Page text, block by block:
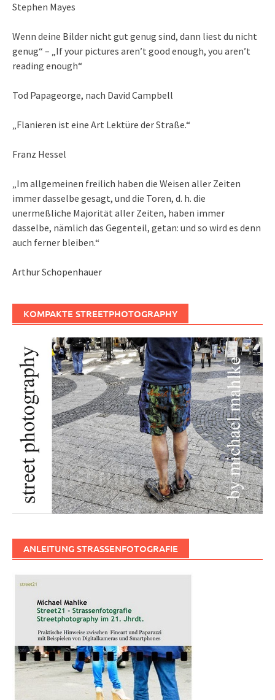
Stephen Mayes
Wenn deine Bilder nicht gut genug sind, dann liest du nicht
genug“ – „If your pictures aren’t good enough, you aren’t
reading enough“
Tod Papageorge, nach David Campbell
„Flanieren ist eine Art Lektüre der Straße.“
Franz Hessel
„Im allgemeinen freilich haben die Weisen aller Zeiten
immer dasselbe gesagt, und die Toren, d. h. die
unermeßliche Majorität aller Zeiten, haben immer
dasselbe, nämlich das Gegenteil, getan: und so wird es denn
auch ferner bleiben.“
Arthur Schopenhauer
KOMPAKTE STREETPHOTOGRAPHY
ANLEITUNG STRASSENFOTOGRAFIE